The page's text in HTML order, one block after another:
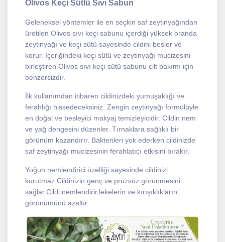
Olivos Keçi Sütlü Sıvı Sabun
Geleneksel yöntemler ile en seçkin saf zeytinyağından
üretilen Olivos sıvı keçi sabunu içerdiği yüksek oranda
zeytinyağı ve keçi sütü sayesinde cildini besler ve
korur. İçeriğindeki keçi sütü ve zeytinyağı mucizesini
birleştiren Olivos sıvı keçi sütü sabunu cilt bakımı için
benzersizdir.
İlk kullanımdan itibaren cildinizdeki yumuşaklığı ve
ferahlığı hissedeceksiniz. Zengin zeytinyağı formülüyle
en doğal ve besleyici makyaj temizleyicidir. Cildin nem
ve yağ dengesini düzenler. Tırnaklara sağlıklı bir
görünüm kazandırır. Bakterileri yok ederken cildinizde
saf zeytinyağı mucizesinin ferahlatıcı etkisini bırakır.
Yoğun nemlendirici özelliği sayesinde cildinizi
kurutmaz.Cildinizin genç ve prüzsüz görünmesini
sağlar.Cildi nemlendirir,lekelerin ve kırışıklıkların
görünümünü azaltır.